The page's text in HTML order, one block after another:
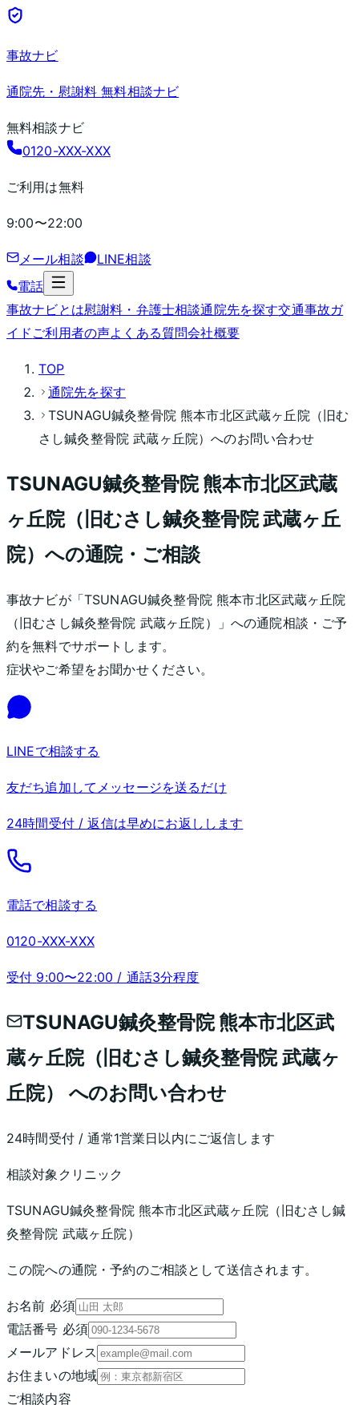
事故ナビ
通院先・慰謝料 無料相談ナビ
無料相談ナビ
0120-XXX-XXX
ご利用は無料
9:00〜22:00
メール相談
LINE相談
電話
事故ナビとは慰謝料・弁護士相談通院先を探す交通事故ガ
イド ご利用者の声よくある質問会社概要
TOP
通院先を探す
TSUNAGU鍼灸整骨院 熊本市北区武蔵ヶ丘院（旧む
さし鍼灸整骨院 武蔵ヶ丘院）へのお問い合わせ
TSUNAGU鍼灸整骨院 熊本市北区武蔵
ヶ丘院（旧むさし鍼灸整骨院 武蔵ヶ丘
院）への通院・ご相談
事故ナビが「TSUNAGU鍼灸整骨院 熊本市北区武蔵ヶ丘院
（旧むさし鍼灸整骨院 武蔵ヶ丘院）
」への通院相談・ご予
約を無料でサポートします。
症状やご希望をお聞かせください。
LINEで相談する
友だち追加してメッセージを送るだけ
24時間受付 / 返信は早めにお返しします
電話で相談する
0120-XXX-XXX
受付 9:00〜22:00 / 通話3分程度
TSUNAGU鍼灸整骨院 熊本市北区武
蔵ヶ丘院（旧むさし鍼灸整骨院 武蔵ヶ
丘院） へのお問い合わせ
24時間受付 / 通常1営業日以内にご返信します
相談対象クリニック
TSUNAGU鍼灸整骨院 熊本市北区武蔵ヶ丘院（旧むさし鍼
灸整骨院 武蔵ヶ丘院）
この院への通院・予約のご相談として送信されます。
お名前 必須
電話番号 必須
メールアドレス
お住まいの地域
ご相談内容